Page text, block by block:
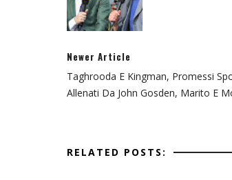
Newer Article
Taghrooda E Kingman, Promessi
Allenati Da John Gosden, Marito E
RELATED POSTS: